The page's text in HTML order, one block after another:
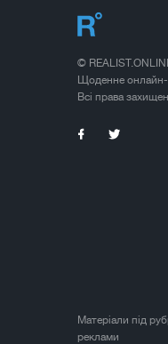
©
Щоденне
Всі права
Матеріали під
реклами